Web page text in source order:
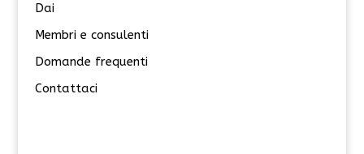
Dai
Membri e consulenti
Domande frequenti
Contattaci